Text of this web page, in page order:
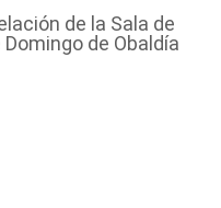
de la Sala de
de Obaldía